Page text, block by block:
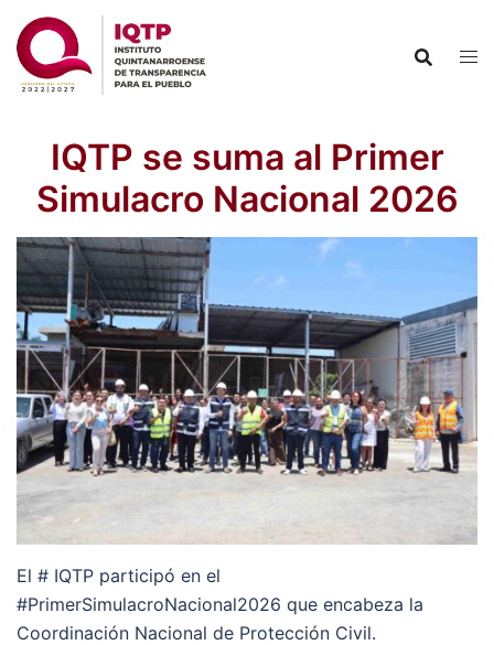
Saltar
contenido
IQTP se suma al Primer
Simulacro Nacional 2026
El # IQTP participó en el
#PrimerSimulacroNacional2026 que encabeza la
Coordinación Nacional de Protección Civil.